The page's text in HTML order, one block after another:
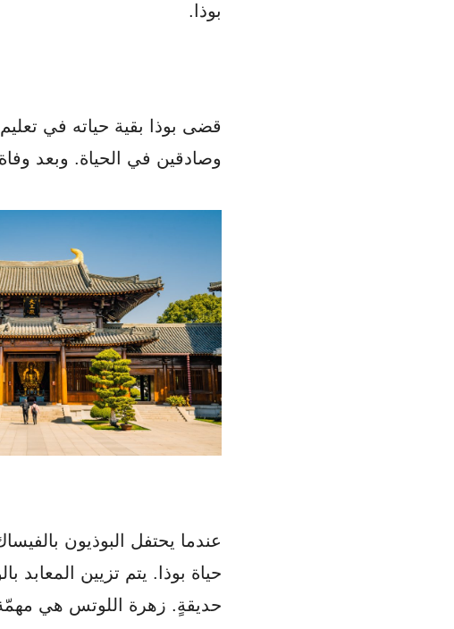
بوذا.
قضى بوذا بقية حياته في
وصادقين في الحياة. وبعد
عندما يحتفل البوذيون
حياة بوذا. يتم تزيين
حديقةٍ. زهرة اللوتس هي مهمّة